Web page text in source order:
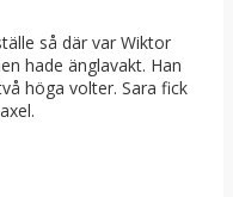
så där var Wiktor
hade änglavakt. Han
höga volter. Sara fick